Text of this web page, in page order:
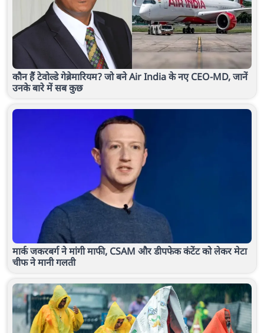
कौन हैं टेवोल्डे गेब्रेमारियम? जो बने Air India के नए CEO-MD, जानें
उनके बारे में सब कुछ
मार्क जकरबर्ग ने मांगी माफी, CSAM और डीपफेक कंटेंट को लेकर मेटा
चीफ ने मानी गलती